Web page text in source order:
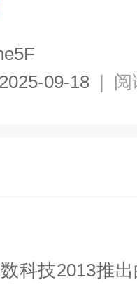
2025-09-18 | 阅
科技2013推